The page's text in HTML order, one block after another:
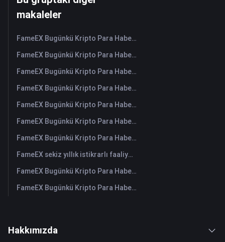
makaleler
FameEX Bugünkü Kripto Para Haberleri Özeti | 6 Ağustos 2026
FameEX Bugünkü Kripto Para Haberleri Özeti | 5 Ağustos 2026
FameEX Bugünkü Kripto Para Haberleri Özeti | 4 Ağustos 2026
FameEX Bugünkü Kripto Para Haberleri Özeti | 3 Ağustos 2026
FameEX Bugünkü Kripto Para Haberleri Özeti | 31 Temmuz 2026
FameEX Bugünkü Kripto Para Haberleri Özeti | 30 Temmuz 2026
FameEX Bugünkü Kripto Para Haberleri Özeti | 29 Temmuz 2026
FameEX sekiz yıllık istikrarlı faaliyetleri ve küresel büyümesiyle kullanıcı güvenini güçlendiriyor
FameEX Bugünkü Kripto Para Haberleri Özeti | 28 Temmuz 2026
FameEX Bugünkü Kripto Para Haberleri Özeti | 27 Temmuz 2026
Hakkımızda